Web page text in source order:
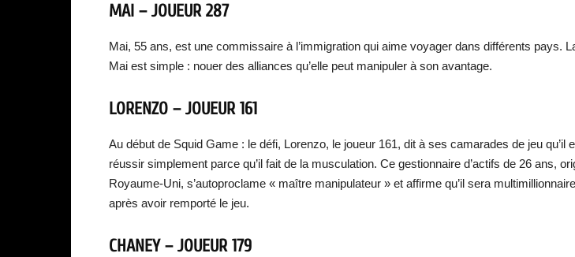
MAI – JOUEUR 287
Mai, 55 ans, est une commissaire à l’immigration qui aime voyager dans différents pays.
Mai est simple : nouer des alliances qu’elle peut manipuler à son avantage.
LORENZO – JOUEUR 161
Au début de Squid Game : le défi, Lorenzo, le joueur 161, dit à ses camarades de jeu qu’il
réussir simplement parce qu’il fait de la musculation. Ce gestionnaire d’actifs de 26 ans,
Royaume-Uni, s’autoproclame « maître manipulateur » et affirme qu’il sera
après avoir remporté le jeu.
CHANEY – JOUEUR 179